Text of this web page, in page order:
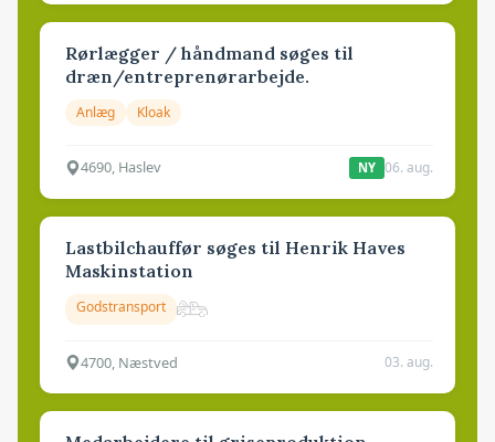
Rørlægger / håndmand søges til
dræn/entreprenørarbejde.
Anlæg Kloak
4690, Haslev NY 06. aug.
Lastbilchauffør søges til Henrik Haves
Maskinstation
Godstransport
4700, Næstved 03. aug.